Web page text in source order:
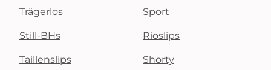
Trägerlos Sport
Still-BHs Rioslips
Taillenslips Shorty